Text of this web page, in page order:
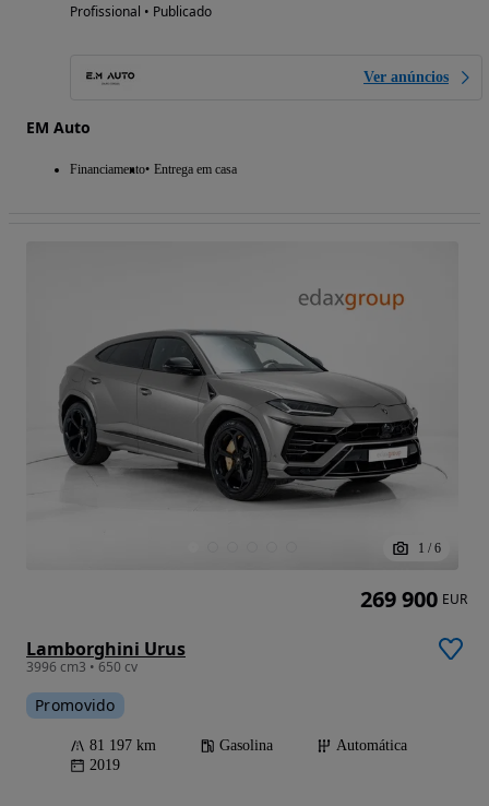
Profissional • Publicado
Ver anúncios
EM Auto
Financiamento Entrega em casa
1 / 6
Lamborghini Urus
3996 cm3 • 650 cv
Promovido
81 197 km Gasolina
Automática
2019
269 900 EUR